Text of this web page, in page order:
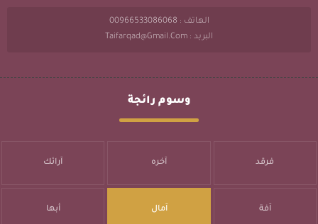
الهاتف : 00966533086068
البريد : Taifarqad@gmail.com
وسوم رائجة
فرقد آخره آرائك
آفة آمال أبها